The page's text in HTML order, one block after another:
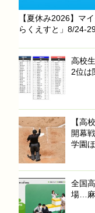
【夏休み2026】マ
らくえすと」8/24-
高校
2位は
【高
開幕
学園
全国
場…麻